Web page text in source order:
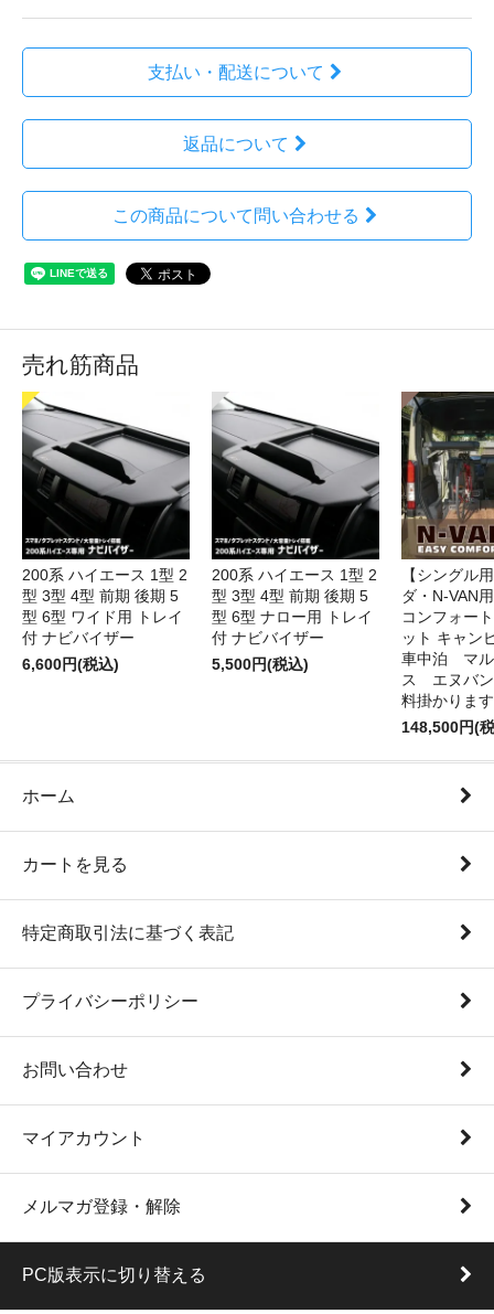
支払い・配送について
返品について
この商品について問い合わせる
売れ筋商品
200系 ハイエース 1型 2
型 3型 4型 前期 後期 5
型 6型 ワイド用 トレイ
付 ナビバイザー
6,600円(税込)
200系 ハイエース 1型 2
型 3型 4型 前期 後期 5
型 6型 ナロー用 トレイ
付 ナビバイザー
5,500円(税込)
【シングル
ダ・N-VAN
コンフォー
ット キャン
車中泊 マル
ス エヌバ
料掛かります
148,500円(
ホーム
カートを見る
特定商取引法に基づく表記
プライバシーポリシー
お問い合わせ
マイアカウント
メルマガ登録・解除
PC版表示に切り替える